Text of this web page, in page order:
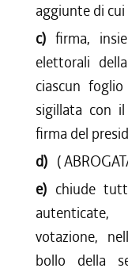
aggiunte di
c)firma,
elettorali
ciascun
sigillata con
firma del
d) (
e) chiude
votazione,
bollo della